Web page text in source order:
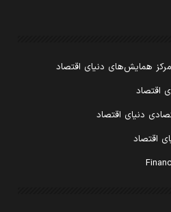
مرکز همایش‌های دنیای اقتصاد
اقتصاد
دنیای اقتصاد
اقتصاد